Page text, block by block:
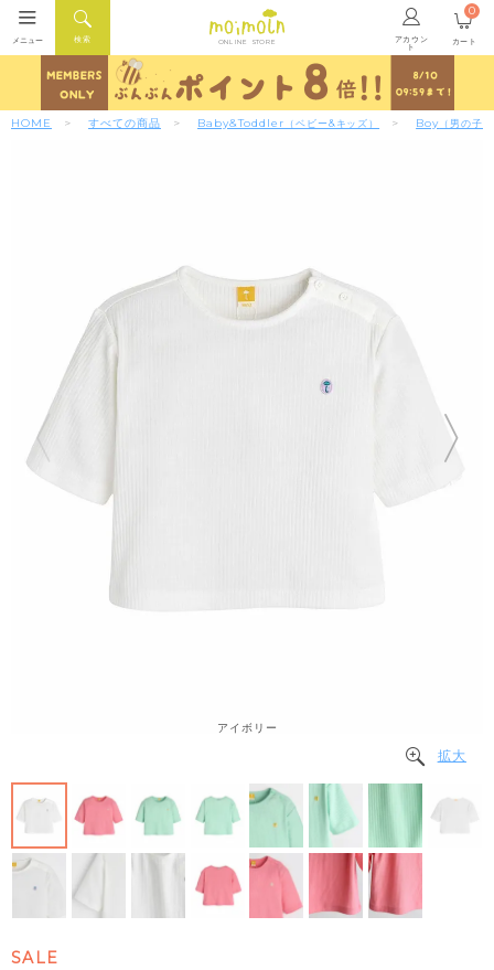
ONLINE STORE アカウン
ト
検索
メニュー カート
0
HOME すべての商品 Baby&Toddler （ベビー&キッズ） Boy （男の子）
アイボリー
拡大
SALE